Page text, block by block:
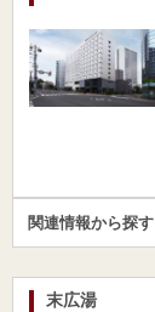
関連情報から探す
末広湯